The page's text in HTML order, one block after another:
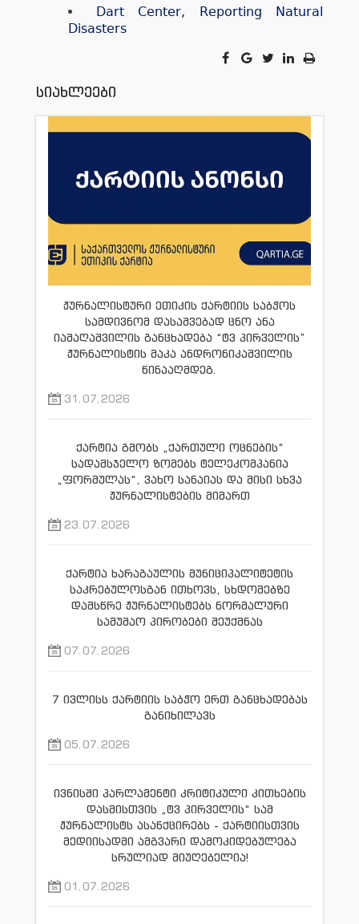
Dart Center, Reporting Natural
Disasters
სიახლეები
ჟურნალისტური ეთიკის ქარტიის საბჭოს
სამდივნომ დასაშვებად ცნო ანა
იაშაღაშვილის განცხადება “ტვ პირველის”
ჟურნალისტის მაკა ანდრონიკაშვილის
წინააღმდეგ.
31.07.2026
ქარტია გმობს „ქართული ოცნების“
სადამსჯელო ზომებს ტელეკომპანია
„ფორმულას“, ვახო სანაიას და მისი სხვა
ჟურნალისტების მიმართ
23.07.2026
ქარტია ხარაგაულის მუნიციპალიტეტის
საკრებულოსგან ითხოვს, სხდომებზე
დამსწრე ჟურნალისტებს ნორმალური
სამუშაო პირობები შეუქმნას
07.07.2026
7 ივლისს ქარტიის საბჭო ერთ განცხადებას
განიხილავს
05.07.2026
ივნისში პარლამენტი კრიტიკული კითხების
დასმისთვის „ტვ პირველის“ სამ
ჟურნალისტს ასანქცირებს - ქარტიისთვის
მედიისადმი ამგვარი დამოკიდებულება
სრულიად მიუღებელია!
01.07.2026